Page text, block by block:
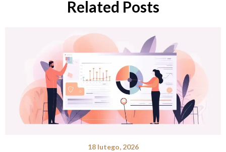
Related Posts
18 lutego, 2026